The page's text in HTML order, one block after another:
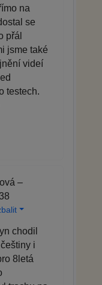
na
se
přál
jsme také
videí
testech.
–
chodil
i
8letá